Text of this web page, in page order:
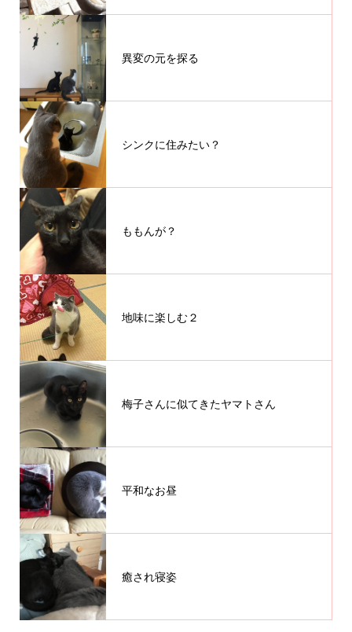
異変の元を探る
シンクに住みたい？
ももんが？
地味に楽しむ２
梅子さんに似てきたヤマトさん
平和なお昼
癒され寝姿